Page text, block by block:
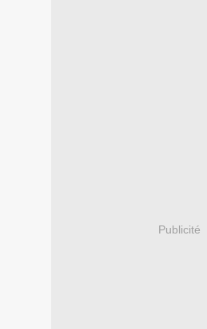
Publicité